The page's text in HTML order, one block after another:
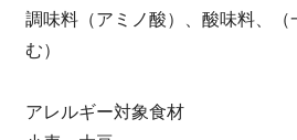
調味料（アミノ酸）、酸味料、
む）
アレルギー対象食材